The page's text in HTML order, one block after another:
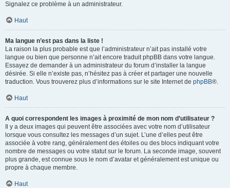
Signalez ce problème à un administrateur.
Haut
Ma langue n’est pas dans la liste !
La raison la plus probable est que l’administrateur n’ait pas installé votre
langue ou bien que personne n’ait encore traduit phpBB dans votre langue.
Essayez de demander à un administrateur du forum d’installer la langue
désirée. Si elle n’existe pas, n’hésitez pas à créer et partager une nouvelle
traduction. Vous trouverez plus d’informations sur le site Internet de phpBB®.
Haut
A quoi correspondent les images à proximité de mon nom d’utilisateur ?
Il y a deux images qui peuvent être associées avec votre nom d’utilisateur
lorsque vous consultez les messages d’un sujet. L’une d’elles peut être
associée à votre rang, généralement des étoiles ou des blocs indiquant votre
nombre de messages ou votre statut sur le forum. La seconde image, souvent
plus grande, est connue sous le nom d’avatar et généralement est unique ou
propre à chaque membre.
Haut